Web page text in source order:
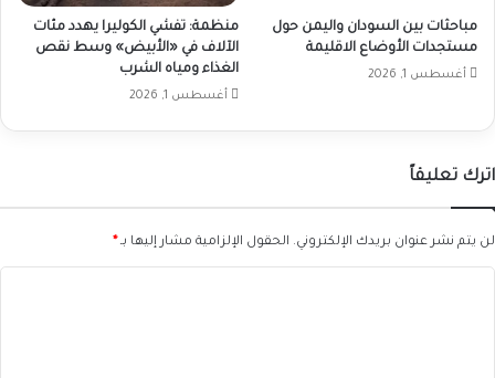
مباحثات بين السودان واليمن حول
مستجدات الأوضاع الاقليمة
أغسطس 1, 2026
منظمة: تفشي الكوليرا يهدد مئات
الآلاف في «الأبيض» وسط نقص
الغذاء ومياه الشرب
أغسطس 1, 2026
اترك تعليقاً
لن يتم نشر عنوان بريدك الإلكتروني. الحقول الإلزامية مشار إليها بـ *